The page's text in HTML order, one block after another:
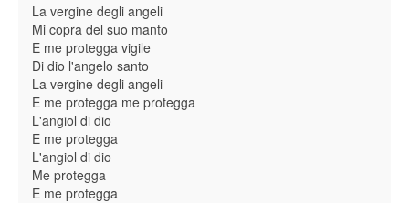
La vergine degli angeli
Mi copra del suo manto
E me protegga vigile
Di dio l'angelo santo
La vergine degli angeli
E me protegga me protegga
L'angiol di dio
E me protegga
L'angiol di dio
Me protegga
E me protegga